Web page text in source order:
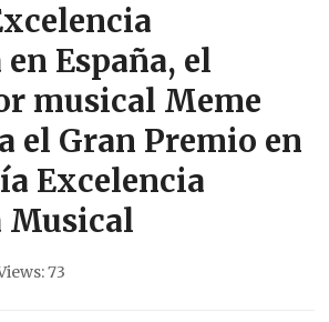
España, el
musical Meme
el Gran Premio en
Excelencia
Musical
73